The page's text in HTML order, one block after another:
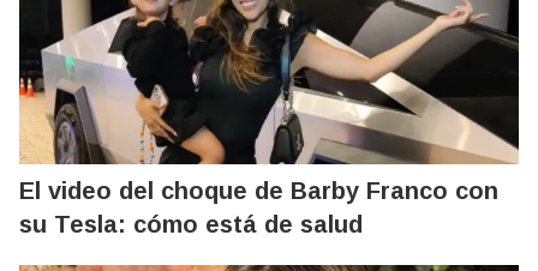
El video del choque de Barby Franco con
su Tesla: cómo está de salud